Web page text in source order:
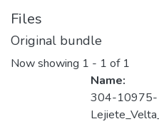
Files
Original bundle
Now showing 1 - 1 of 1
Name:
304-10975-